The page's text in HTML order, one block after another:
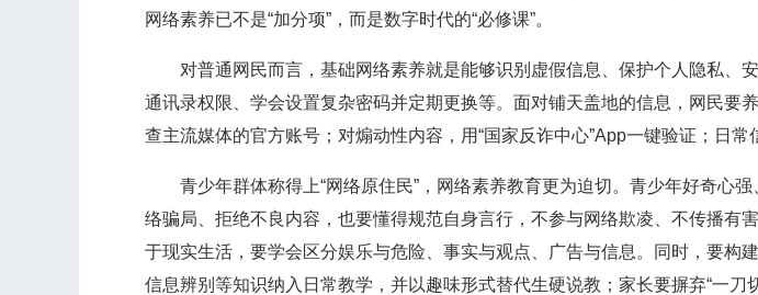
网络素养已不是“加分项”，而是数字时代的“必修课”。
对普通网民而言，基础网络素养就是能够识别虚假信息、保护个人隐私、
通讯录权限、学会设置复杂密码并定期更换等。面对铺天盖地的信息，网民要
查主流媒体的官方账号；对煽动性内容，用“国家反诈中心”App一键验证；日
青少年群体称得上“网络原住民”，网络素养教育更为迫切。青少年好奇心
络骗局、拒绝不良内容，也要懂得规范自身言行，不参与网络欺凌、不传播
于现实生活，要学会区分娱乐与危险、事实与观点、广告与信息。同时，要构
信息辨别等知识纳入日常教学，并以趣味形式替代生硬说教；家长要摒弃“一